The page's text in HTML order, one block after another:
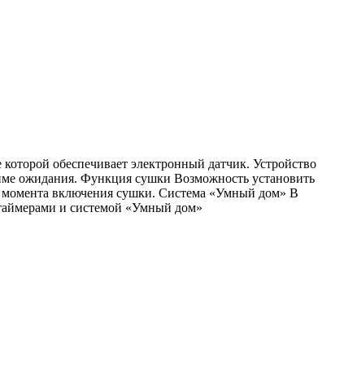
обеспечивает электронный датчик. Устройство
ожидания. Функция сушки Возможность установить
момента включения сушки. Система «Умный дом» В
и системой «Умный дом»